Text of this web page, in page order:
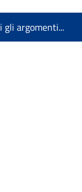
gli argomenti...